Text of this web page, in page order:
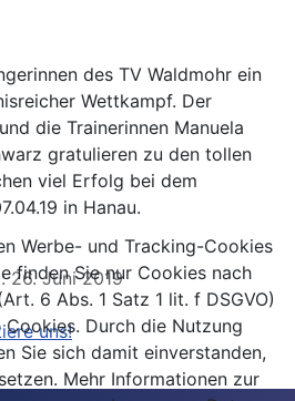
des TV Waldmohr ein
Wettkampf. Der
die Trainerinnen Manuela
gratulieren zu den tollen
viel Erfolg bei dem
in Hanau.
26. Juni 2019
uns!
Werbe- und Tracking-Cookies
finden Sie nur Cookies nach
6 Abs. 1 Satz 1 lit. f DSGVO)
Durch die Nutzung
Sie sich damit einverstanden,
Mehr Informationen zur